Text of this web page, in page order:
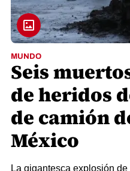
MUNDO
Seis
de heridos
de camión
México
La gigantesca explosión